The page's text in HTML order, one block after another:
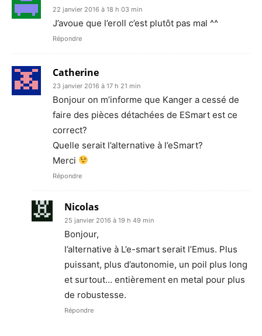
22 janvier 2016 à 18 h 03 min
J’avoue que l’eroll c’est plutôt pas mal ^^
Répondre
Catherine
23 janvier 2016 à 17 h 21 min
Bonjour on m’informe que Kanger a cessé de
faire des pièces détachées de ESmart est ce
correct?
Quelle serait l’alternative à l’eSmart?
Merci
Répondre
Nicolas
25 janvier 2016 à 19 h 49 min
Bonjour,
l’alternative à L’e-smart serait l’Emus. Plus
puissant, plus d’autonomie, un poil plus long
et surtout… entièrement en metal pour plus
de robustesse.
Répondre